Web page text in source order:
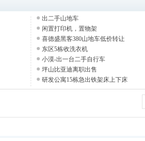
出二手山地车
闲置打印机，置物架
喜德盛黑客380山地车低价转让
东区5栋收洗衣机
小漠-出一台二手自行车
坪山比亚迪离职出售
研发公寓15栋急出铁架床上下床